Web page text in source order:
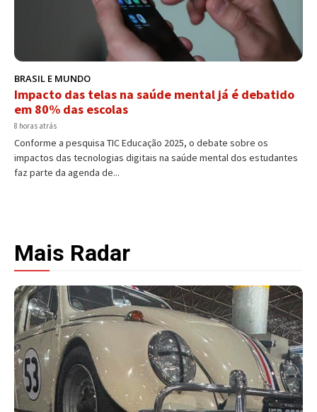
BRASIL E MUNDO
Impacto das telas na saúde mental já é debatido
em 80% das escolas
8 horas atrás
Conforme a pesquisa TIC Educação 2025, o debate sobre os
impactos das tecnologias digitais na saúde mental dos estudantes
faz parte da agenda de...
Mais Radar